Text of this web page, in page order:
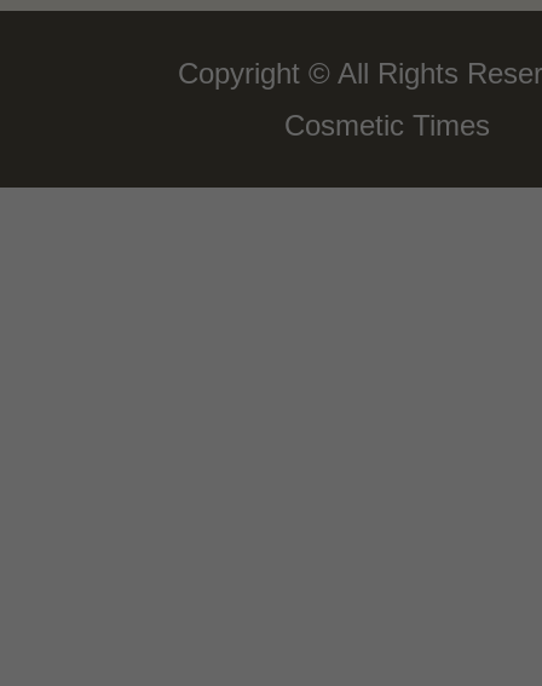
Copyright © All Rights
Cosmetic Times